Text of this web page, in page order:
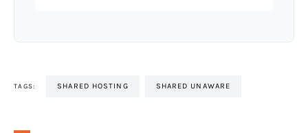
TAGS: SHARED HOSTING SHARED UNAWARE